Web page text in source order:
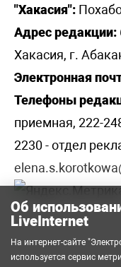
"Хакасия":
Адрес редакции:
Хакасия, г.
Электронная
Телефоны
приемная, 222-
2230 - отдел
Об
LiveInternet
На интернет-сайте
используется сервис